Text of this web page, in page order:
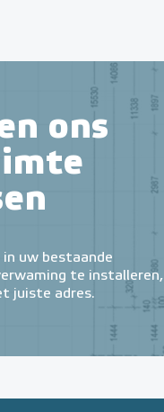
ons
uw bestaande
te installeren,
juiste adres.